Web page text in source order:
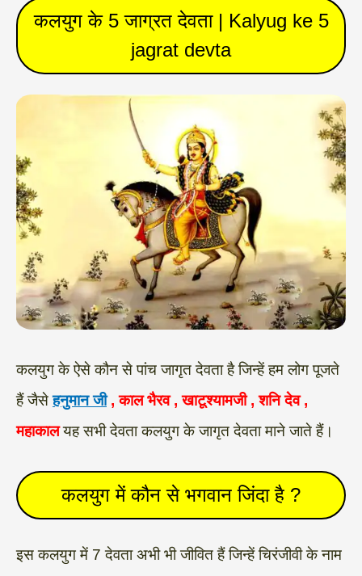
कलयुग के 5 जाग्रत देवता | Kalyug ke 5
jagrat devta
कलयुग के ऐसे कौन से पांच जागृत देवता है जिन्हें हम लोग पूजते
हैं जैसे हनुमान जी , काल भैरव , खाटूश्यामजी , शनि देव ,
महाकालयह सभी देवता कलयुग के जागृत देवता माने जाते हैं।
कलयुग में कौन से भगवान जिंदा है ?
इस कलयुग में 7 देवता अभी भी जीवित हैं जिन्हें चिरंजीवी के नाम